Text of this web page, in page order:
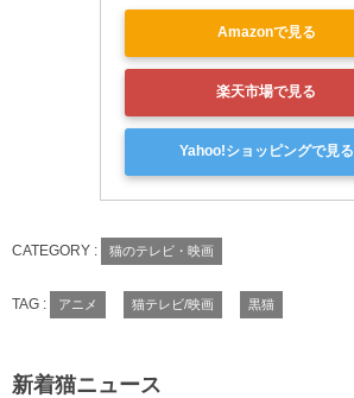
Amazonで見る
楽天市場で見る
Yahoo!ショッピングで見る
CATEGORY : 猫のテレビ・映画
TAG : アニメ 猫テレビ/映画 黒猫
新着猫ニュース